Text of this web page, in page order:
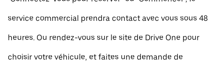
service commercial prendra contact avec vous sous 48
heures. Ou rendez-vous sur le site de Drive One pour
choisir votre véhicule, et faites une demande de